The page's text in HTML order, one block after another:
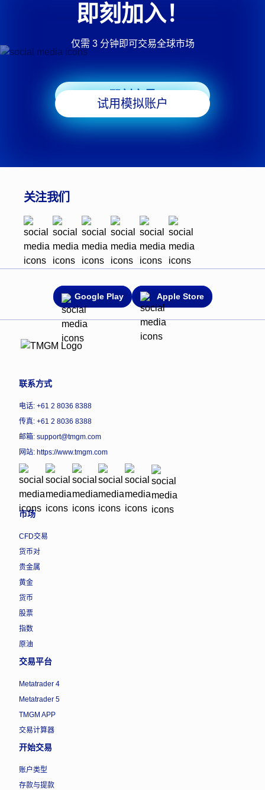
即刻加入！
仅需 3 分钟即可交易全球市场
即刻交易
试用模拟账户
关注我们
Google Play Apple Store
联系方式
电话: +61 2 8036 8388
传真: +61 2 8036 8388
邮箱: support@tmgm.com
网站: https://www.tmgm.com
市场
CFD交易
货币对
贵金属
黄金
货币
股票
指数
原油
交易平台
Metatrader 4
Metatrader 5
TMGM APP
交易计算器
开始交易
账户类型
存款与提款